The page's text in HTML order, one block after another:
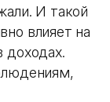
И такой
влияет на
доходах.